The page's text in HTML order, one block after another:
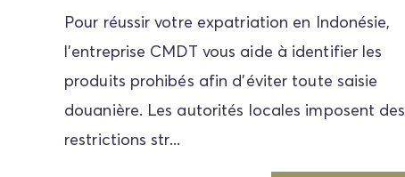
Pour réussir votre expatriation en Indonésie,
l'entreprise CMDT vous aide à identifier les
produits prohibés afin d'éviter toute saisie
douanière. Les autorités locales imposent des
restrictions str...